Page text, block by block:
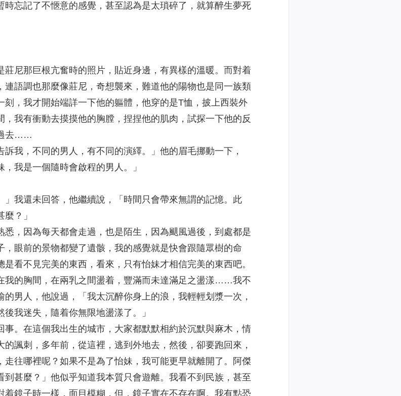
時忘記了不愜意的感覺，甚至認為是太瑣碎了，就算醉生夢死
莊尼那巨根亢奮時的照片，貼近身邊，有異樣的溫暖。而對着
連語調也那麼像莊尼，奇想襲來，難道他的陽物也是同一族類
刻，我才開始端詳一下他的軀體，他穿的是T恤，披上西裝外
我有衝動去摸摸他的胸膛，捏捏他的肌肉，試探一下他的反
去……
訴我，不同的男人，有不同的演繹。」他的眉毛挪動一下，
，我是一個隨時會啟程的男人。」
」我還未回答，他繼續說，「時間只會帶來無謂的記憶。此
？」
悉，因為每天都會走過，也是陌生，因為颶風過後，到處都是
眼前的景物都變了遺骸，我的感覺就是快會跟隨眾樹的命
看不見完美的東西，看來，只有怡妹才相信完美的東西吧。
我的胸間，在兩乳之間盪着，豐滿而未達滿足之盪漾……我不
男人，他說過，「我太沉醉你身上的浪，我輕輕划漿一次，
我迷失，隨着你無限地盪漾了。」
事。在這個我出生的城市，大家都默默相約於沉默與麻木，情
諷刺，多年前，從這裡，逃到外地去，然後，卻要跑回來，
走往哪裡呢？如果不是為了怡妹，我可能更早就離開了。阿傑
到甚麼？」他似乎知道我本質只會遊離。我看不到民族，甚至
着鏡子時一樣，面目模糊，但，鏡子實在不存在啊。我有點恐